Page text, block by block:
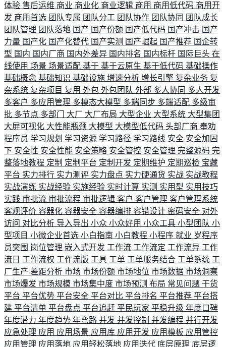
体验 售后运维 商业 商业化 商业逻辑 商用 商用低代码 商用开
发 商用首选 团队专属 团队分工 团队协作 团队协同 团队成长
团队管理 团队落地 国产 国产份额 国产低代码 国产冲击 国产
力量 国产化 国产化替代 国产实测 国产崛起 国产推荐 国企转
型 国内 国内厂商 国内外差异 国内排名 国内标杆 国际巨头 在
线使用 场景 场景适配 基于 基于云原生 基于低代码 基础操作
基础概念 基础知识 基础设施 增速分析 增长引擎 复杂业务 复
杂系统 复杂项目 复用 外包 外包团队 外部 多人协同 多人开发
多客户 多应用管理 多模态大模型 多端同步 多端适配 多级审
批 多节点 多部门 大厂 大厂布局 大型企业 大型系统 大型集团
大屏可视化 大性能瓶颈 大模型 大模型低代码 头部厂商 奉劝
程序员 学习规划 学习资源 学习路径 学习路线 安全 安全加固
下 安全性 安全性能 安全策略 安全管控 安全管理 完整源码 完
整落地教程 定制 定制平台 定制开发 定期维护 定期巡检 宝藏
平台 实力排行 实力测评 实力盘点 实力硬通货 实战 实战教程
实战演练 实战经验 实施经验 实时计算 实测 实用型 实用技巧
实践 审批流 审批流程 审批逻辑 客户 客户管理 客户管理系统
客观评价 容器化 容器安全 容器编排 容错设计 密码安全 对外
访问 对比分析 导入导出 小众 小众好用 小众工具 小型团队 小
型项目 小微企业首选 小白指南 小白教程 小程序 就业 岁程序
员突围 岗位管理 嵌入式开发 工作流 工作流定 工作流异 工作
流日 工作流权 工作流版 工具 工单 工单服务结合 工单系统 工
厂生产 差距分析 市场 市场份额 市场地位 市场数据 市场洞察
市场爆发 市场规模 市场集中度 市场预测 布局 常见问题 干货
平台 平台优势 平台安全 平台对比 平台排名 平台推荐 平台搭
建 平台清单 平台盘点 平台追赶 平民玩家 平稳升级 年度口碑
年度潜力 年度趋势 年弯路 并发 并发控制 并发编程 并行开发
应急处理 应用 应用场景 应用库 应用开发 应用模板 应用管控
应用管理 应用落地 应用轻松落地 应用迭代 底层原理 底层逻